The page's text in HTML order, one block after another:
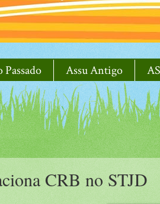
Assu Antigo
CRB no STJD